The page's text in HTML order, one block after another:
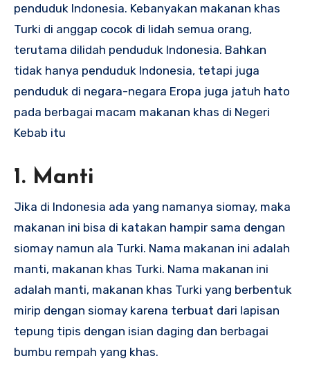
penduduk Indonesia. Kebanyakan makanan khas
Turki di anggap cocok di lidah semua orang,
terutama dilidah penduduk Indonesia. Bahkan
tidak hanya penduduk Indonesia, tetapi juga
penduduk di negara-negara Eropa juga jatuh hato
pada berbagai macam makanan khas di Negeri
Kebab itu
1. Manti
Jika di Indonesia ada yang namanya siomay, maka
makanan ini bisa di katakan hampir sama dengan
siomay namun ala Turki. Nama makanan ini adalah
manti, makanan khas Turki. Nama makanan ini
adalah manti, makanan khas Turki yang berbentuk
mirip dengan siomay karena terbuat dari lapisan
tepung tipis dengan isian daging dan berbagai
bumbu rempah yang khas.